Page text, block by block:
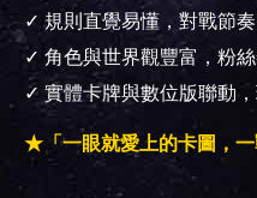
✓ 規則直覺易懂，對戰節
✓ 角色與世界觀豐富，粉
✓ 實體卡牌與數位版聯動
★「一眼就愛上的卡圖，一